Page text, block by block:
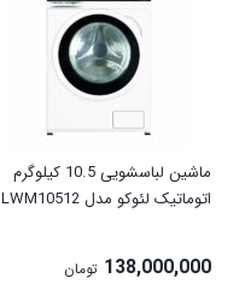
ماشین لباسشویی 10.5 کیلوگرم
اتوماتیک لئوکو مدل LWM10512
138,000,000 تومان